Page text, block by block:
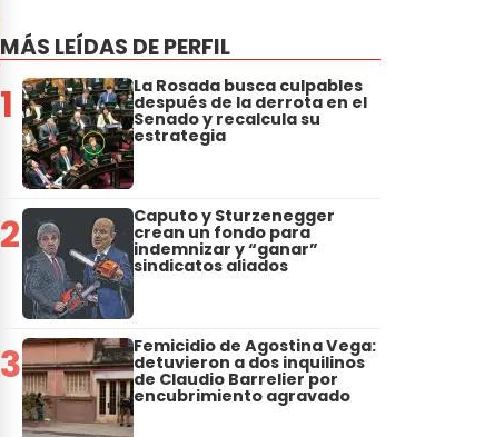
MÁS LEÍDAS DE PERFIL
1 La Rosada busca culpables
después de la derrota en el
Senado y recalcula su
estrategia
2 Caputo y Sturzenegger
crean un fondo para
indemnizar y “ganar”
sindicatos aliados
3 Femicidio de Agostina Vega:
detuvieron a dos inquilinos
de Claudio Barrelier por
encubrimiento agravado